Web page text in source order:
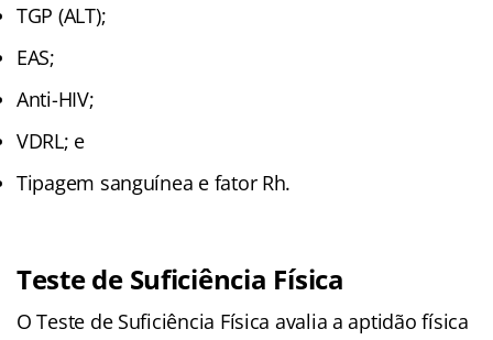
TGP (ALT);
EAS;
Anti-HIV;
VDRL; e
Tipagem sanguínea e fator Rh.
Teste de Suficiência Física
O Teste de Suficiência Física avalia a aptidão física